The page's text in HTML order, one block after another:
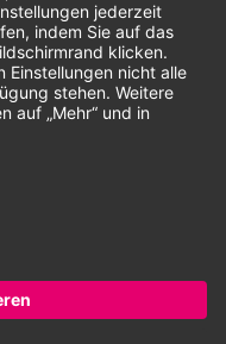
Vorkasse